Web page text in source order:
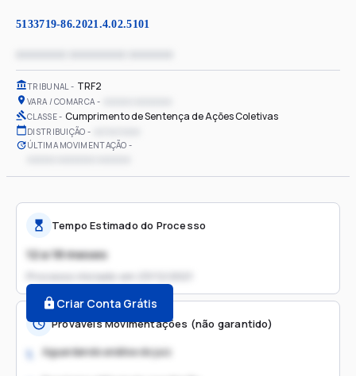
5133719-86.2021.4.02.5101
TRIBUNAL TRF2
VARA / COMARCA
CLASSE Cumprimento de Sentença de Ações Coletivas
DISTRIBUIÇÃO
ÚLTIMA MOVIMENTAÇÃO
Tempo Estimado do Processo
12 a 18 meses
Processo iniciado em
Criar Conta Grátis
Prováveis Movimentações (não garantido)
1. Aguardando análise do juiz